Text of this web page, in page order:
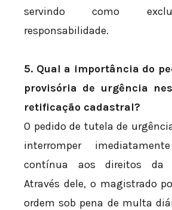
servindo como
responsabilidade.
5. Qual a importância do
provisória de urgência
retificação cadastral?
O pedido de tutela de
interromper
contínua aos direitos da
Através dele, o magistrado
ordem sob pena de multa